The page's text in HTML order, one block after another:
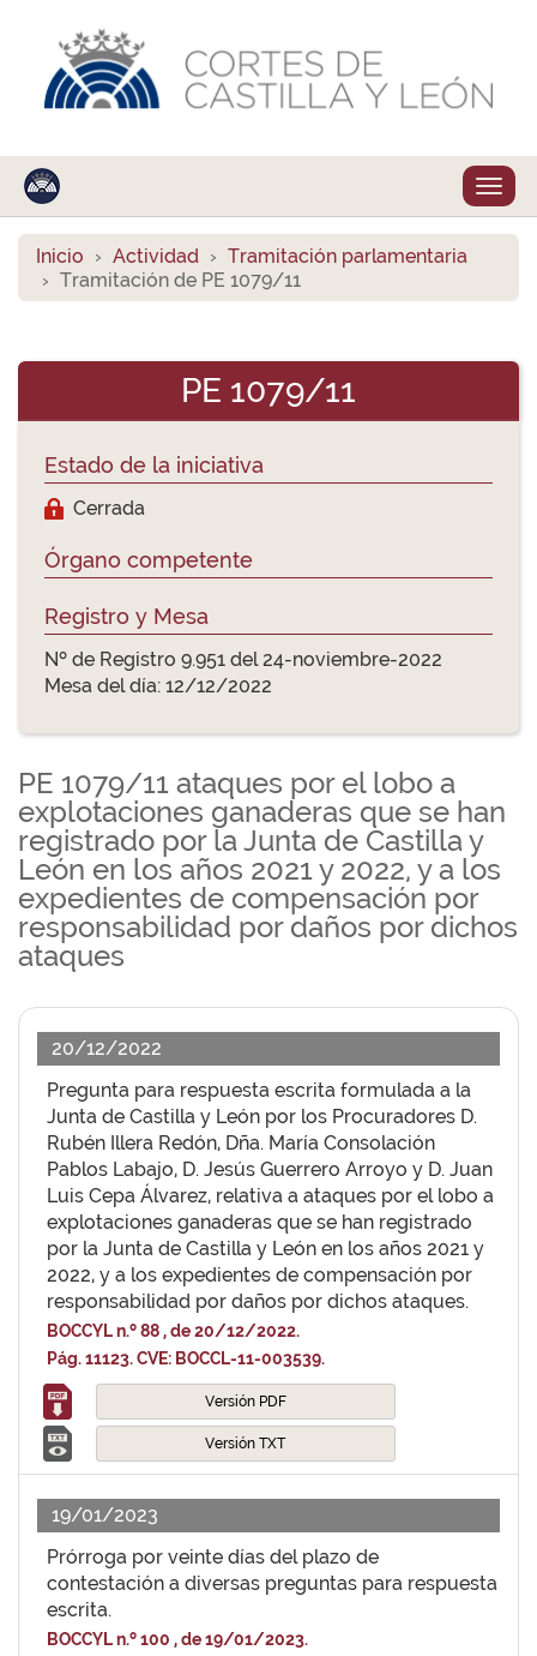
Inicio Actividad
Tramitación parlamentaria
Tramitación de PE 1079/11
PE 1079/11
Estado de la iniciativa
Cerrada
Órgano competente
Registro y Mesa
Nº de Registro 9.951 del 24-noviembre-2022
Mesa del día: 12/12/2022
PE 1079/11 ataques por el lobo a
explotaciones ganaderas que se han
registrado por la Junta de Castilla y
León en los años 2021 y 2022, y a los
expedientes de compensación por
responsabilidad por daños por dichos
ataques
20/12/2022
Pregunta para respuesta escrita formulada a la
Junta de Castilla y León por los Procuradores D.
Rubén Illera Redón, Dña. María Consolación
Pablos Labajo, D. Jesús Guerrero Arroyo y D. Juan
Luis Cepa Álvarez, relativa a ataques por el lobo a
explotaciones ganaderas que se han registrado
por la Junta de Castilla y León en los años 2021 y
2022, y a los expedientes de compensación por
responsabilidad por daños por dichos ataques.
BOCCYL n.º 88 , de 20/12/2022.
Pág. 11123. CVE: BOCCL-11-003539.
Versión PDF
Versión TXT
19/01/2023
Prórroga por veinte días del plazo de
contestación a diversas preguntas para respuesta
escrita.
BOCCYL n.º 100 , de 19/01/2023.